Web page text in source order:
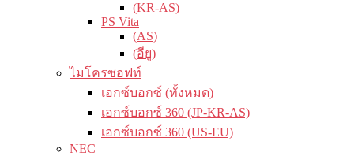
(KR-AS)
PS Vita
(AS)
(อียู)
ไมโครซอฟท์
เอกซ์บอกซ์ (ทั้งหมด)
เอกซ์บอกซ์ 360 (JP-KR-AS)
เอกซ์บอกซ์ 360 (US-EU)
NEC